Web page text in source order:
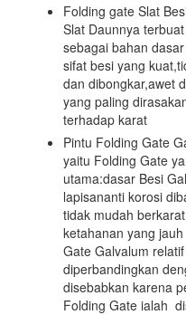
Folding gate Slat
Slat Daunnya
sebagai bahan
sifat besi yang
dan dibongkar,awet
yang paling
terhadap karat
Pintu Folding Gate
yaitu Folding Gate
utama:dasar Besi
lapisananti korosi
tidak mudah
ketahanan yang
Gate Galvalum
diperbandingkan
disebabkan karena
Folding Gate ialah